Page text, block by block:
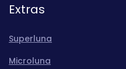
Extras
Superluna
Microluna